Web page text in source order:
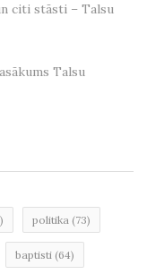
citi stāsti – Talsu
Talsu
politika (73)
baptisti (64)